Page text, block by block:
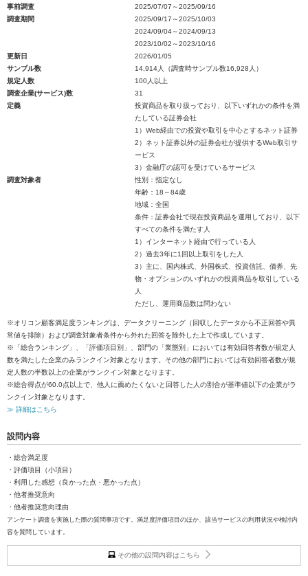
事前調査
2025/07/07～2025/09/16
調査期間
2025/09/17～2025/10/03
2024/09/04～2024/09/13
2023/10/02～2023/10/16
更新日
2026/01/05
サンプル数
14,914人（調査時サンプル数16,928人）
規定人数
100人以上
調査企業(サービス)数
31
定義
投資商品を取り扱っており、以下いずれかの条件を満
たしている証券会社
1）Web経由での投資や取引を中心とするネット証券
2）ネット証券以外の証券会社が提供するWeb取引サ
ービス
3）金融庁の認可を受けているサービス
調査対象者
性別：指定なし
年齢：18～84歳
地域：全国
条件：証券会社で現在投資商品を運用しており、以下
すべての条件を満たす人
1）インターネット経由で行っている人
2）過去3年に1回以上取引をした人
3）主に、国内株式、外国株式、投資信託、債券、先
物・オプションのいずれかの投資商品を取引している
人
ただし、運用商品数は問わない
※オリコン顧客満足度ランキングは、データクリーニング（回収したデータから不正回答や異
常値を排除）および調査対象者条件から外れた回答を除外した上で作成しています。
※「総合ランキング」、「評価項目別」、部門の「業態別」においては有効回答者数が規定人
数を満たした企業のみランクイン対象となります。その他の部門においては有効回答者数が規
定人数の半数以上の企業がランクイン対象となります。
※総合得点が60.0点以上で、他人に薦めたくないと回答した人の割合が基準値以下の企業がラ
ンクイン対象となります。
≫ 詳細はこちら
設問内容
・総合満足度
・評価項目（小項目）
・利用した感想（良かった点・悪かった点）
・他者推奨意向
・他者推奨意向理由
アンケート調査を実施した際の質問事項です。満足度評価項目のほか、該当サービスの利用状況や検討内
容を質問しています。
その他の設問内容はこちら